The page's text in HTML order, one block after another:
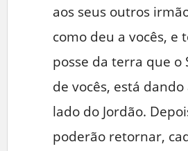
aos seus outros
como deu a vocês, e
posse da terra que o
de vocês, está
lado do Jordão.
poderão retornar,